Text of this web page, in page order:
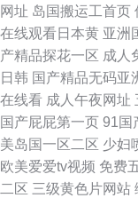
网址 岛国搬运工首页
在线观看日本黄 亚洲
产精品探花一区 成人
日韩 国产精品无码亚
在线看 成人午夜网址
国产屁屁第一页 91国
美岛国一区二区 少妇
欧美爱爱tv视频 免费
二区 三级黄色片网站